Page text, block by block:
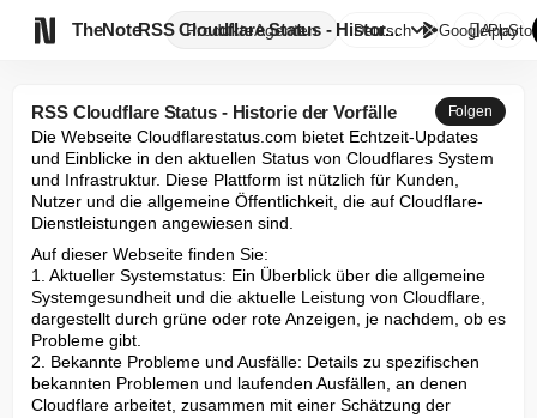
TheNote ProdukteAgenten
RSS Cloudflare Status - Histor...
Deutsch GooglePlay

RSS Cloudflare Status - Historie der Vorfälle Folgen
Die Webseite Cloudflarestatus.com bietet Echtzeit-Updates
und Einblicke in den aktuellen Status von Cloudflares System
und Infrastruktur. Diese Plattform ist nützlich für Kunden,
Nutzer und die allgemeine Öffentlichkeit, die auf Cloudflare-
Dienstleistungen angewiesen sind.
Auf dieser Webseite finden Sie:
1. Aktueller Systemstatus: Ein Überblick über die allgemeine
Systemgesundheit und die aktuelle Leistung von Cloudflare,
dargestellt durch grüne oder rote Anzeigen, je nachdem, ob es
Probleme gibt.
2. Bekannte Probleme und Ausfälle: Details zu spezifischen
bekannten Problemen und laufenden Ausfällen, an denen
Cloudflare arbeitet, zusammen mit einer Schätzung der